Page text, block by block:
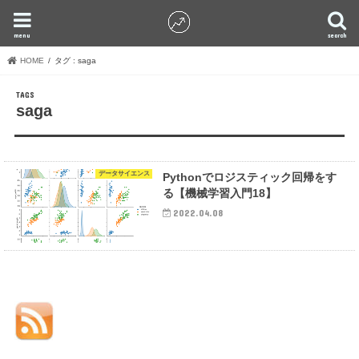
search
menu
HOME タグ : saga
saga
データサイエンス
Pythonでロジスティック回帰をす
る【機械学習入門18】
2022.04.08